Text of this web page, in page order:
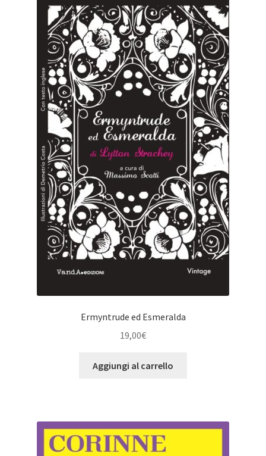
Ermyntrude ed Esmeralda
19,00€
Aggiungi al carrello